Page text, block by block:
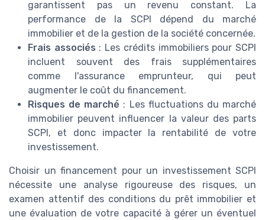
garantissent pas un revenu constant. La
performance de la SCPI dépend du marché
immobilier et de la gestion de la société concernée.
Frais associés : Les crédits immobiliers pour SCPI
incluent souvent des frais supplémentaires
comme l'assurance emprunteur, qui peut
augmenter le coût du financement.
Risques de marché : Les fluctuations du marché
immobilier peuvent influencer la valeur des parts
SCPI, et donc impacter la rentabilité de votre
investissement.
Choisir un financement pour un investissement SCPI
nécessite une analyse rigoureuse des risques, un
examen attentif des conditions du prêt immobilier et
une évaluation de votre capacité à gérer un éventuel